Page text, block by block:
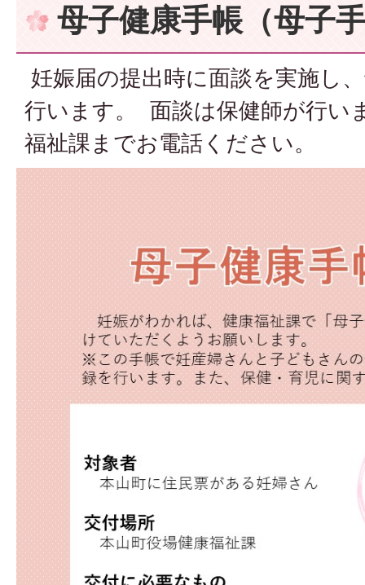
母子健康手帳（母子
妊娠届の提出時に面談を実施し
行います。 面談は保健師が行い
福祉課までお電話ください。